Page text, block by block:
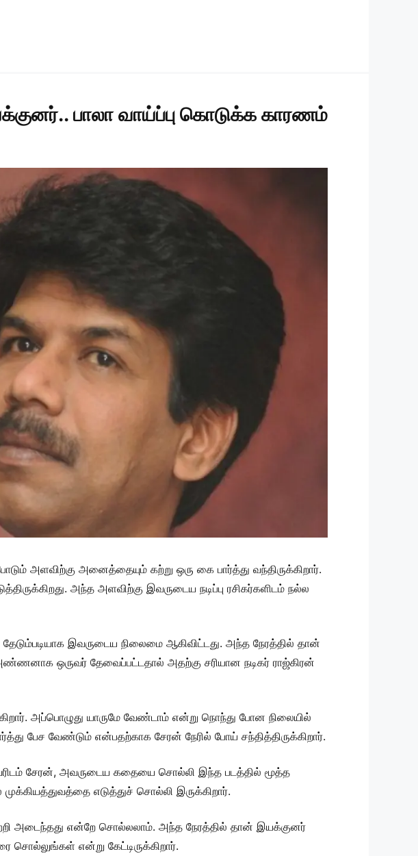
பாலா வாய்ப்பு கொடுக்க காரணம்
அளவிற்கு அனைத்தையும் கற்று ஒரு கை பார்த்து வந்திருக்கிறார்.
அந்த அளவிற்கு இவருடைய நடிப்பு ரசிகர்களிடம் நல்ல
இவருடைய நிலைமை ஆகிவிட்டது. அந்த நேரத்தில் தான்
ஒருவர் தேவைப்பட்டதால் அதற்கு சரியான நடிகர் ராஜ்கிரன்
அப்பொழுது யாருமே வேண்டாம் என்று நொந்து போன நிலையில்
பேச வேண்டும் என்பதற்காக சேரன் நேரில் போய் சந்தித்திருக்கிறார்.
சேரன், அவருடைய கதையை சொல்லி இந்த படத்தில் மூத்த
எடுத்துச் சொல்லி இருக்கிறார்.
அடைந்தது என்றே சொல்லலாம். அந்த நேரத்தில் தான் இயக்குனர்
சொல்லுங்கள் என்று கேட்டிருக்கிறார்.